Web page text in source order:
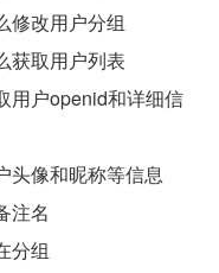
修改用户分组
获取用户列表
用户openid和详细信
头像和昵称等信息
注名
分组